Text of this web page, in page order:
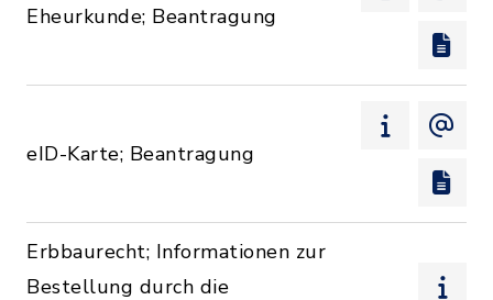
Eheurkunde; Beantragung
eID-Karte; Beantragung
Erbbaurecht; Informationen zur
Bestellung durch die